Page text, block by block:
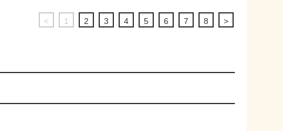
< 1 2 3 4 5 6 7 8 >